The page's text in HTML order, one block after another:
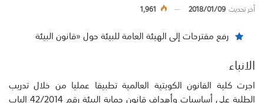
أخر تحديث2018/01/09
1,961
رفع مقترحات إلى الهيئة العامة للبيئة حول «قانون البيئة
الانباء
اجرت كلية القانون الكويتية العالمية تطبيقا عمليا من خلال تدريب
الطلبة على أساسيات وأهداف قانون حماية البيئة رقم 42/2014 الباب